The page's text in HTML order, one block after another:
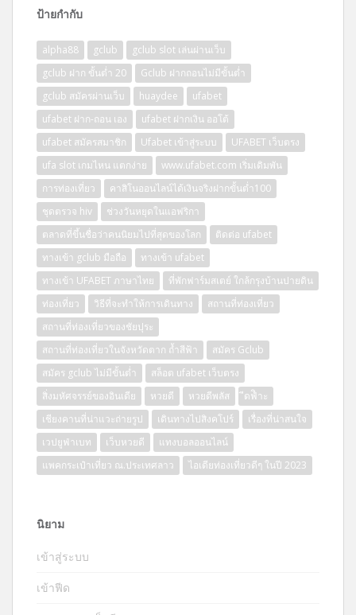
ป้ายกำกับ
alpha88 gclub
gclub slot เล่นผ่านเว็บ
gclub ฝาก ขั้นต่ำ 20
Gclub ฝากถอนไม่มีขั้นต่ำ
gclub สมัครผ่านเว็บ
huaydee
ufabet
ufabet ฝาก-ถอน เอง
ufabet ฝากเงิน ออโต้
ufabet สมัครสมาชิก
Ufabet เข้าสู่ระบบ
UFABET เว็บตรง
ufa slot เกมไหน แตกง่าย
www.ufabet.com เริ่มเดิมพัน
การท่องเที่ยว
คาสิโนออนไลน์ได้เงินจริงฝากขั้นต่ำ100
ชุดตรวจ hiv
ช่วงวันหยุดในแอฟริกา
ตลาดที่ขึ้นชื่อว่าคนนิยมไปที่สุดของโลก
ติดต่อ ufabet
ทางเข้า gclub มือถือ
ทางเข้า ufabet
ทางเข้า UFABET ภาษาไทย
ที่พักฟาร์มสเตย์ ใกล้กรุงบ้านปายดิน
ท่องเที่ยว
วิธีที่จะทำให้การเดินทาง
สถานที่ท่องเที่ยว
สถานที่ท่องเที่ยวของชัยปุระ
สถานที่ท่องเที่ยวในจังหวัดตาก ถ้ำสีฟ้า
สมัคร Gclub
สมัคร gclub ไม่มีขั้นต่ำ
สล็อต ufabet เว็บตรง
สิ่งมหัศจรรย์ของอินเดีย
หวยดี หวยดีพลัส
ีดฟิำะ
เชียงคานที่น่าแวะถ่ายรูป
เดินทางไปสิงคโปร์
เรื่องที่น่าสนใจ
เวปยูฟ่าเบท
เว็บหวยดี
แทงบอลออนไลน์
แพคกระเป๋าเที่ยว ณ.ประเทศลาว
ไอเดียท่องเที่ยวดีๆ ในปี 2023
นิยาม
เข้าสู่ระบบ
เข้าฟีด